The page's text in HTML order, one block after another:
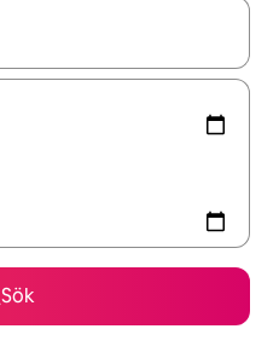
kan du navigera med upp- och
Sök